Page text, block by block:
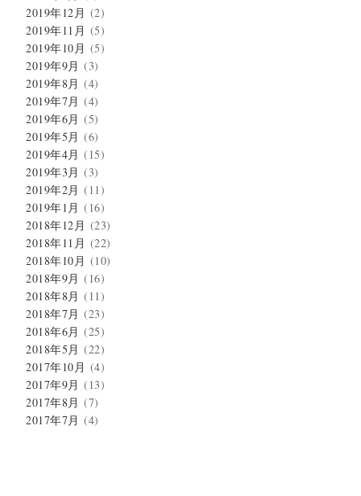
2019年12月 (2)
2019年11月 (5)
2019年10月 (5)
2019年9月 (3)
2019年8月 (4)
2019年7月 (4)
2019年6月 (5)
2019年5月 (6)
2019年4月 (15)
2019年3月 (3)
2019年2月 (11)
2019年1月 (16)
2018年12月 (23)
2018年11月 (22)
2018年10月 (10)
2018年9月 (16)
2018年8月 (11)
2018年7月 (23)
2018年6月 (25)
2018年5月 (22)
2017年10月 (4)
2017年9月 (13)
2017年8月 (7)
2017年7月 (4)